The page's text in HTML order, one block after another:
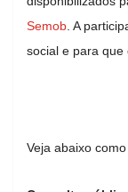
Semob . A
social e para que
Veja abaixo